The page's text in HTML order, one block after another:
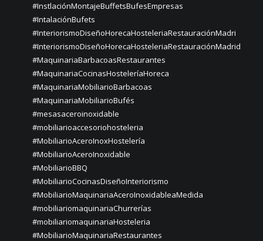
#InstlaciónMontajeBuffetsBufesEmpresas
#IntalaciónBufets
#InteriorismoDiseñoHorecaHosteleriaRestauraciónMadri
#InteriorismoDiseñoHorecaHosteleriaRestauraciónMadrid
#MaquinariaBarbacoasRestaurantes
#MaquinariaCocinasHosteleríaHoreca
#MaquinariaMobiliarioBarbacoas
#MaquinariaMobiliarioBufés
#mesasaceroinoxidable
#mobiliarioaccesoriohosteleria
#MobiliarioAceroInoxHostelería
#MobiliarioAceroInoxidable
#MobiliarioBBQ
#MobiliarioCocinasDiseñoInteriorismo
#MobiliarioMaquinariaAceroInoxidableaMedida
#mobiliariomaquinariaChurrerías
#mobiliariomaquinariaHosteleria
#MobiliarioMaquinariaRestaurantes